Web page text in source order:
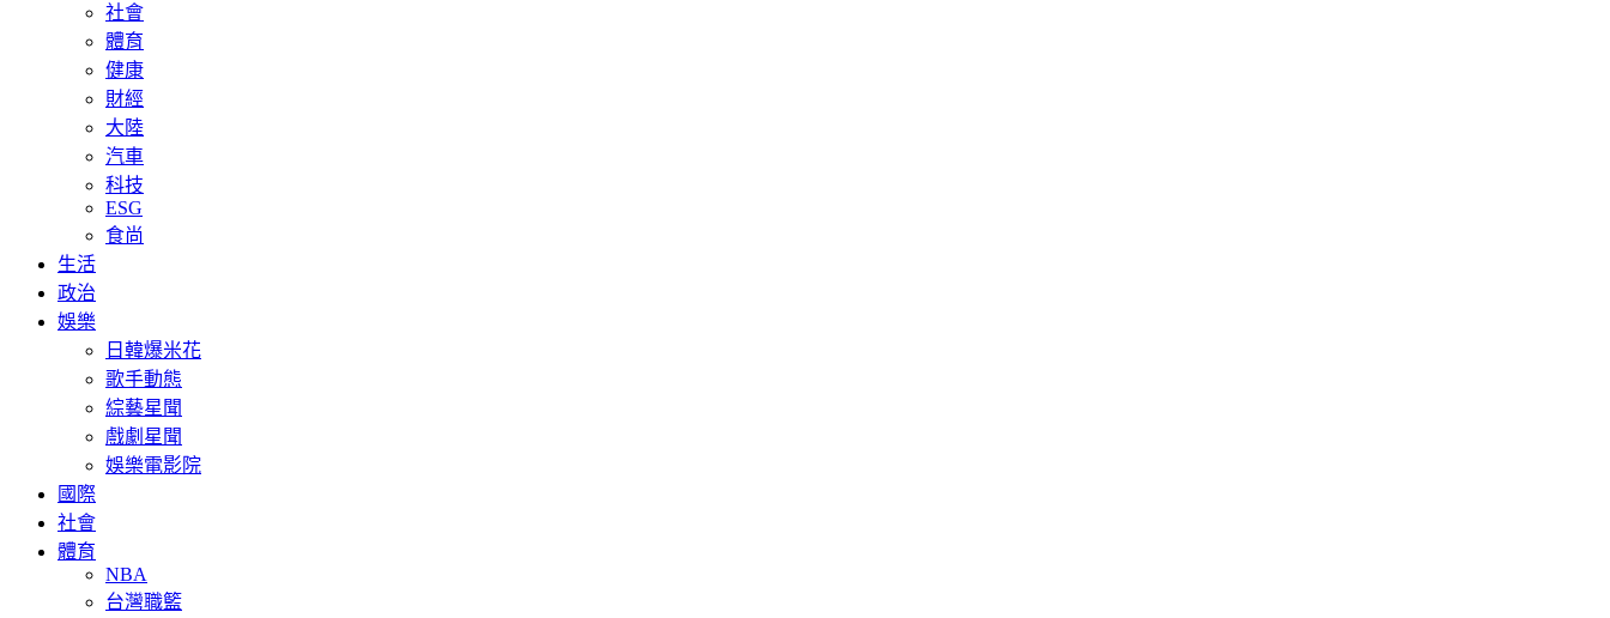
社會
體育
健康
財經
大陸
汽車
科技
ESG
食尚
生活
政治
娛樂
日韓爆米花
歌手動態
綜藝星聞
戲劇星聞
娛樂電影院
國際
社會
體育
NBA
台灣職籃